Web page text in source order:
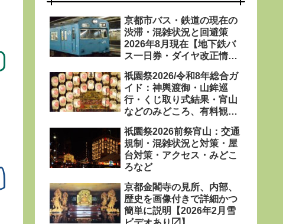
京都市バス・鉄道の現在の
渋滞・混雑状況と回避策
2026年8月現在【地下鉄バ
ス一日券・ダイヤ改正情報
祇園祭2026/令和8年総合ガ
イド：神輿渡御・山鉾巡
行・くじ取り式結果・宵山
などのみどころ、有料観覧
などを網羅
祇園祭2026前祭宵山：交通
規制・混雑状況と対策・屋
台対策・アクセス・みどこ
ろなど
京都金閣寺の見所、内部、
歴史を画像付きで詳細かつ
簡単に説明【2026年2月雪